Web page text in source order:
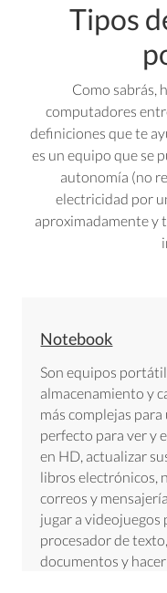
Tipos
Como sabrás,
computadores
definiciones que te
es un equipo que se
autonomía (no
electricidad por
aproximadamente y
Notebook
Son equipos
almacenamiento y
más complejas
perfecto para ver y
en HD, actualizar
libros electrónicos,
correos y
jugar a videojuegos
procesador de
documentos y hacer